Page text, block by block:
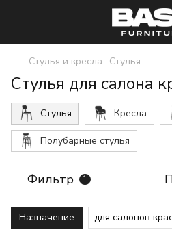
Стулья и кресла Стулья
Стулья для салона
Стулья Кресла
Полубарные стулья
Фильтр 1
Назначение для салонов